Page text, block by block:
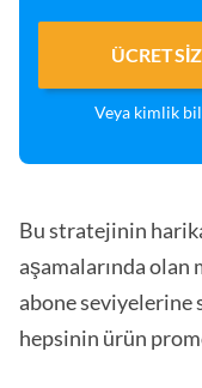
Veya kimlik
Bu stratejinin
aşamalarında olan
abone seviyelerine
hepsinin ürün